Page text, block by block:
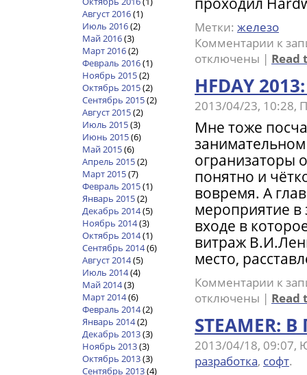
Метки: железо
Комментарии к
отключены | Read
HFDAY
2013/04/23, 10:28,
Мне тоже
огранизаторы
понятно и
вовремя. А
мероприятие в
входе в
витраж
место,
Комментарии к
отключены | Read
2013/04/18,
разработка, софт.
Август 2016(1)
Июль 2016(2)
Май 2016(3)
Март 2016(2)
Февраль 2016(1)
Ноябрь 2015(2)
Октябрь 2015(2)
Сентябрь 2015(2)
Август 2015(2)
Июль 2015(3)
Июнь 2015(6)
Май 2015(6)
Апрель 2015(2)
Март 2015(7)
Февраль 2015(1)
Январь 2015(2)
Декабрь 2014(5)
Ноябрь 2014(3)
Октябрь 2014(1)
Сентябрь 2014(6)
Август 2014(5)
Июль 2014(4)
Май 2014(3)
Март 2014(6)
Февраль 2014(2)
Январь 2014(2)
Декабрь 2013(3)
Ноябрь 2013(3)
Октябрь 2013(3)
Сентябрь 2013(4)